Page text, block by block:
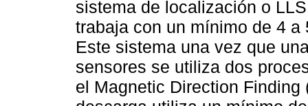
sistema de localización o
trabaja con un mínimo de 4
Este sistema una vez que
sensores se utiliza dos
el Magnetic Direction